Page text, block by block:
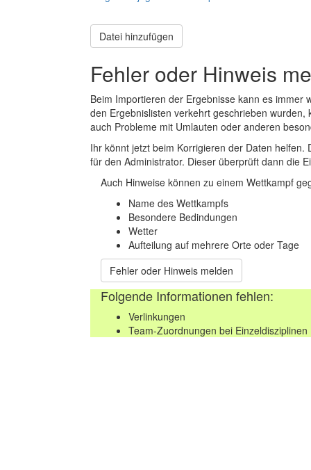
Datei hinzufügen
Fehler oder Hinweis
Beim Importieren der Ergebnisse kann es
den Ergebnislisten verkehrt geschrieben
auch Probleme mit Umlauten oder anderen
Ihr könnt jetzt beim Korrigieren der Daten
für den Administrator. Dieser überprüft dann die
Auch Hinweise können zu einem Wettkampf
Name des Wettkampfs
Besondere Bedindungen
Wetter
Aufteilung auf mehrere Orte oder Tage
Fehler oder Hinweis melden
Folgende Informationen fehlen:
Verlinkungen
Team-Zuordnungen bei Einzeldisziplinen